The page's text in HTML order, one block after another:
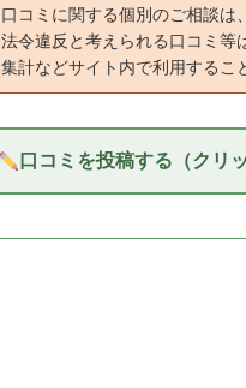
口コミに関する個別のご相談は、
法令違反と考えられる口コミ等
集計などサイト内で利用するこ
口コミを投稿する（クリ